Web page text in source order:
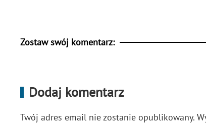
Zostaw swój komentarz:
Dodaj komentarz
Twój adres email nie zostanie opublikowany.